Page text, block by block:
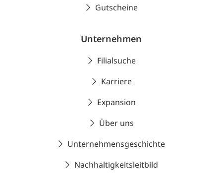
Gutscheine
Unternehmen
Filialsuche
Karriere
Expansion
Über uns
Unternehmensgeschichte
Nachhaltigkeitsleitbild